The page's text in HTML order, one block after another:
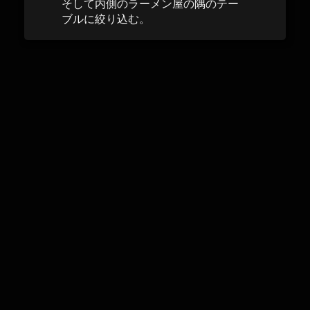
そして内側のラーメン屋の隅のテー
ブルに絞り込む。